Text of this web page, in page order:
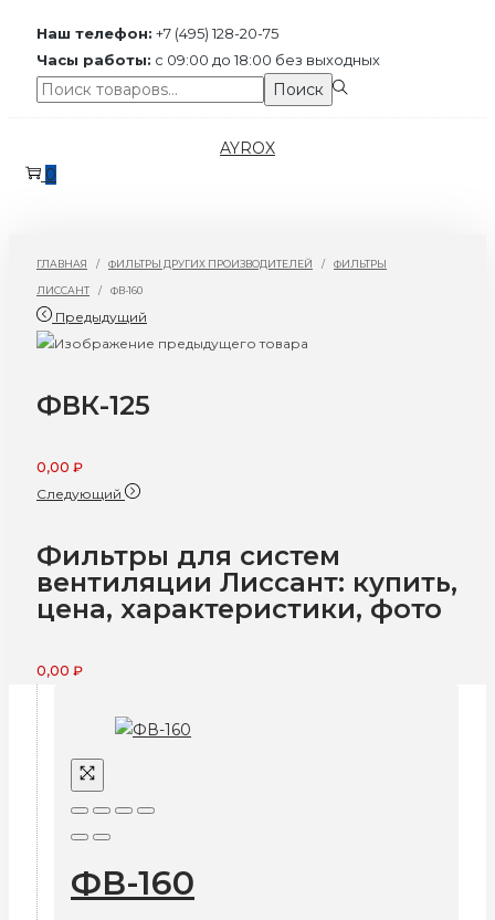
Наш телефон: +7 (495) 128-20-75
Часы работы: с 09:00 до 18:00 без выходных
Поиск:>
Поиск
к
к
AYROX
0
ГЛАВНАЯ / ФИЛЬТРЫ ДРУГИХ ПРОИЗВОДИТЕЛЕЙ / ФИЛЬТРЫ
ЛИССАНТ / ФВ-160
Предыдущий
ФВК-125
0,00 ₽
Следующий
Фильтры для систем
вентиляции Лиссант: купить,
цена, характеристики, фото
0,00 ₽
ФВ-160